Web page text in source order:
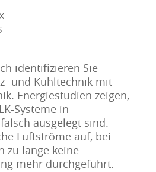
identifizieren Sie
und Kühltechnik mit
Energiestudien zeigen,
Systeme in
ausgelegt sind.
Luftströme auf, bei
zu lange keine
mehr durchgeführt.